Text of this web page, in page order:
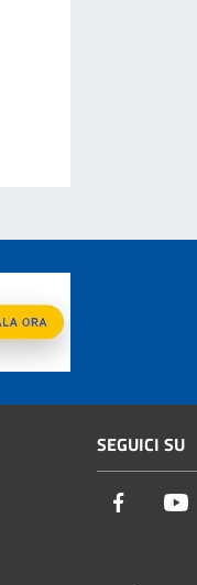
SEGUICI SU
Facebook